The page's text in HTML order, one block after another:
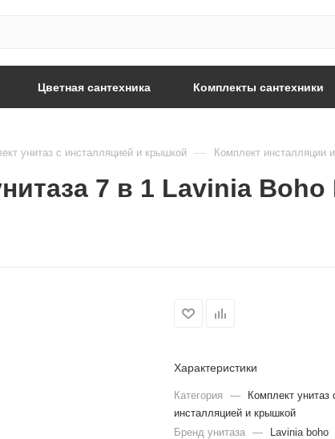
Цветная сантехника Комплекты сантехники
унитаз с инсталляцией и крышкой — Комплект инсталляции
7 в 1 Lavinia
Характеристики
Категория —
Комплект унитаз
инсталляцией и крышкой
Бренд унитаза —
Lavinia boho